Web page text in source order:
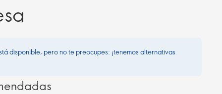
disponible, pero no te preocupes: ¡tenemos alternativas